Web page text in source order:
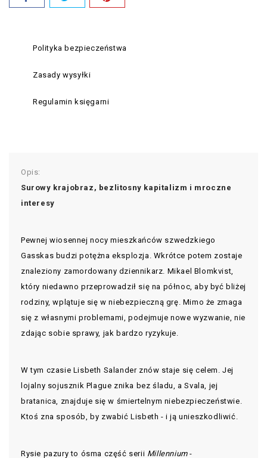
Polityka bezpieczeństwa
Zasady wysyłki
Regulamin księgarni
Opis:
Surowy krajobraz, bezlitosny kapitalizm i mroczne
interesy
Pewnej wiosennej nocy mieszkańców szwedzkiego
Gasskas budzi potężna eksplozja. Wkrótce potem zostaje
znaleziony zamordowany dziennikarz. Mikael Blomkvist,
który niedawno przeprowadził się na północ, aby być bliżej
rodziny, wplątuje się w niebezpieczną grę. Mimo że zmaga
się z własnymi problemami, podejmuje nowe wyzwanie, nie
zdając sobie sprawy, jak bardzo ryzykuje.
W tym czasie Lisbeth Salander znów staje się celem. Jej
lojalny sojusznik Plague znika bez śladu, a Svala, jej
bratanica, znajduje się w śmiertelnym niebezpieczeństwie.
Ktoś zna sposób, by zwabić Lisbeth - i ją unieszkodliwić.
Rysie pazury to ósma część serii Millennium-